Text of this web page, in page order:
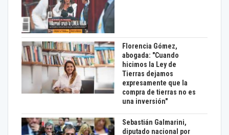
Florencia Gómez,
abogada: "Cuando
hicimos la Ley de
Tierras dejamos
expresamente que la
compra de tierras no es
una inversión"
Sebastián Galmarini,
diputado nacional por